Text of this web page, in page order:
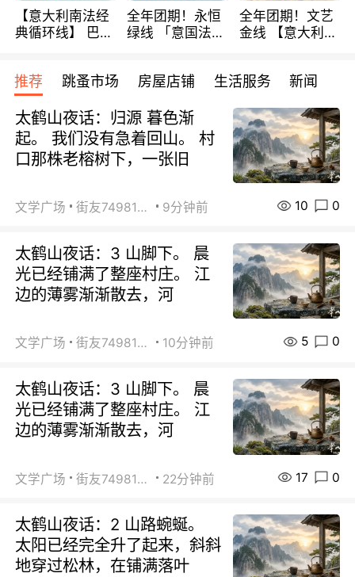
【意大利南法经
典循环线】 巴黎
宾馆 108欧/天起
全程756欧/位
全年团期！永恒
绿线 「意国法
欧/天起 ~包拼房
全年团期！文艺
金线 【意大利一
每周铁发！
推荐 跳蚤市场 房屋店铺 生活服务 新闻
太鹤山夜话：归源 暮色渐
起。 我们没有急着回山。 村
口那株老榕树下，一张旧
文学广场 街友74981146 9分钟前 10 0
太鹤山夜话：3 山脚下。 晨
光已经铺满了整座村庄。 江
边的薄雾渐渐散去，河
文学广场 街友74981146 10分钟前 5 0
太鹤山夜话：3 山脚下。 晨
光已经铺满了整座村庄。 江
边的薄雾渐渐散去，河
文学广场 街友74981146 22分钟前 17 0
太鹤山夜话：2 山路蜿蜒。
太阳已经完全升了起来，斜斜
地穿过松林，在铺满落叶